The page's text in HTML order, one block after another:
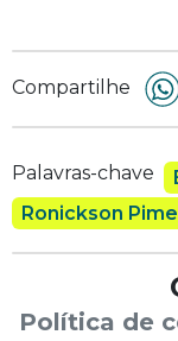
Compartilhe
Palavras-chave
Ronickson
Política de